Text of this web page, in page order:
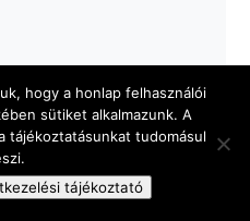
hogy a honlap felhasználói
sütiket alkalmazunk. A
tájékoztatásunkat tudomásul
tájékoztató